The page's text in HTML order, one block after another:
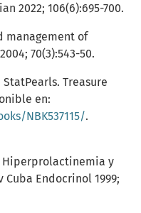
2022; 106(6):695-700.
management of
70(3):543-50.
StatPearls. Treasure
en:
NBK537115/.
Hiperprolactinemia y
Endocrinol 1999;